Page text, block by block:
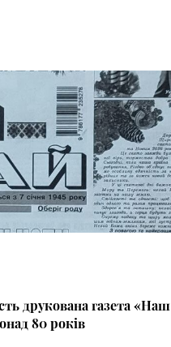
друкована газета «Наш
80 років